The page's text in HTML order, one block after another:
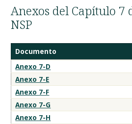
Anexos del Capítulo 7
NSP
Anexo
7
del
NSP
Documento
Anexo 7-D
Anexo 7-E
Anexo 7-F
Anexo 7-G
Anexo 7-H